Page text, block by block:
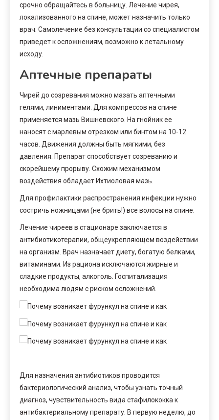
срочно обращайтесь в больницу. Лечение чирея,
локализованного на спине, может назначить только
врач. Самолечение без консультации со специалистом
приведет к осложнениям, возможно к летальному
исходу.
Аптечные препараты
Чирей до созревания можно мазать аптечными
гелями, линиментами. Для компрессов на спине
применяется мазь Вишневского. На гнойник ее
наносят с марлевым отрезком или бинтом на 10-12
часов. Движения должны быть мягкими, без
давления. Препарат способствует созреванию и
скорейшему прорыву. Схожим механизмом
воздействия обладает Ихтиоловая мазь.
Для профилактики распространения инфекции нужно
состричь ножницами (не брить!) все волосы на спине.
Лечение чиреев в стационаре заключается в
антибиотикотерапии, общеукрепляющем воздействии
на организм. Врач назначает диету, богатую белками,
витаминами. Из рациона исключаются жирные и
сладкие продукты, алкоголь. Госпитализация
необходима людям с риском осложнений.
Для назначения антибиотиков проводится
бактериологический анализ, чтобы узнать точный
диагноз, чувствительность вида стафилококка к
антибактериальному препарату. В первую неделю, до